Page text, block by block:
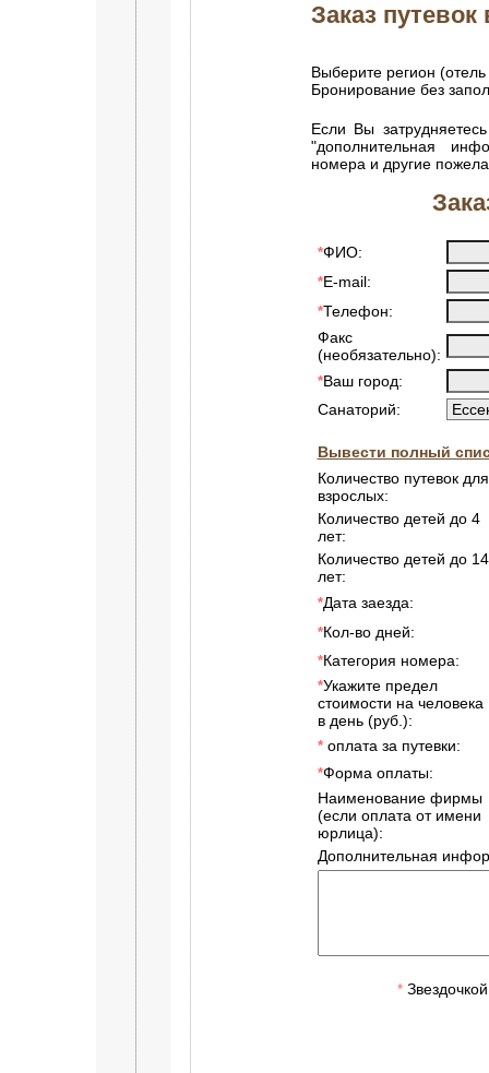
Заказ путевок
Выберите регион
Бронирование без
Если Вы
"дополнительная
номера и другие
*ФИО:
*E-mail:
*Телефон:
Факс
(необязательно):
*Ваш город:
Санаторий:
Вывести полный
Количество путевок для
взрослых:
Количество детей до 4
лет:
Количество детей до 14
лет:
*Дата заезда:
*Кол-во дней:
*Категория номера:
*Укажите предел
стоимости на человека
в день (руб.):
*оплата за путевки:
*Форма оплаты:
Наименование фирмы
(если оплата от имени
юрлица):
Дополнительная
*